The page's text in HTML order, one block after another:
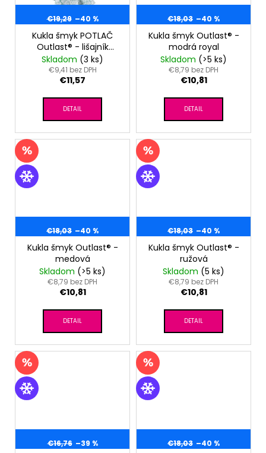
€19,29 –40 %
Kukla šmyk POTLAČ
Outlast® - lišajník
melír eukalyptus
Skladom (3 ks)
€9,41 bez DPH
€11,57
DETAIL
€18,03 –40 %
Kukla šmyk Outlast® -
modrá royal
Skladom (>5 ks)
€8,79 bez DPH
€10,81
DETAIL
€18,03 –40 %
Kukla šmyk Outlast® -
medová
Skladom (>5 ks)
€8,79 bez DPH
€10,81
DETAIL
€18,03 –40 %
Kukla šmyk Outlast® -
ružová
Skladom (5 ks)
€8,79 bez DPH
€10,81
DETAIL
€16,76 –39 % €18,03 –40 %